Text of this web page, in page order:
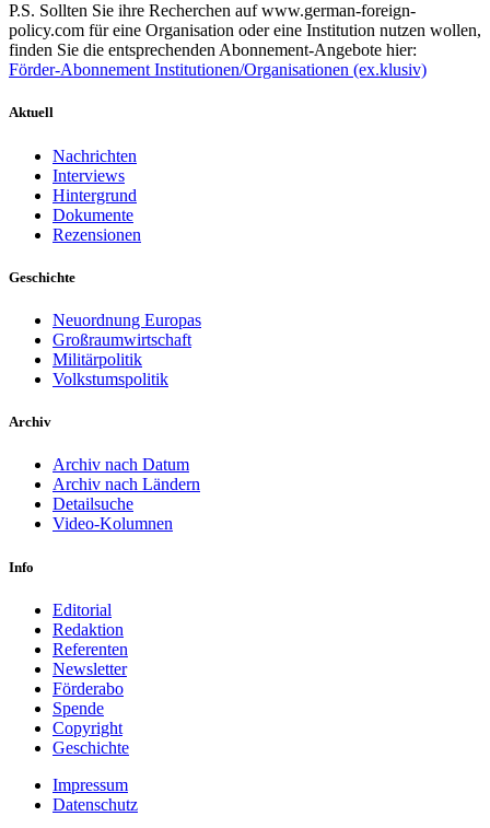
P.S. Sollten Sie ihre Recherchen auf www.german-foreign-
policy.com für eine Organisation oder eine Institution nutzen wollen,
finden Sie die entsprechenden Abonnement-Angebote hier:
Förder-Abonnement Institutionen/Organisationen (ex.klusiv)
Aktuell
Nachrichten
Interviews
Hintergrund
Dokumente
Rezensionen
Geschichte
Neuordnung Europas
Großraumwirtschaft
Militärpolitik
Volkstumspolitik
Archiv
Archiv nach Datum
Archiv nach Ländern
Detailsuche
Video-Kolumnen
Info
Editorial
Redaktion
Referenten
Newsletter
Förderabo
Spende
Copyright
Geschichte
Impressum
Datenschutz